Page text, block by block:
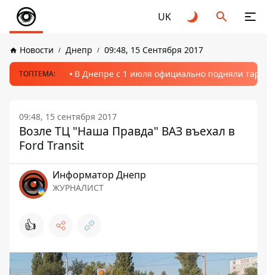
UK
Новости Днепр 09:48, 15 Сентября 2017
ТОПТЕМА: В Днепре с 1 июля официально подняли
09:48, 15 сентября 2017
Возле ТЦ "Наша Правда" ВАЗ въехал в
Ford Transit
Информатор Днепр
ЖУРНАЛИСТ
👍